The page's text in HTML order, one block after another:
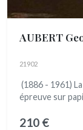
AUBERT
21902
(1886 - 1961)
épreuve sur
210 €